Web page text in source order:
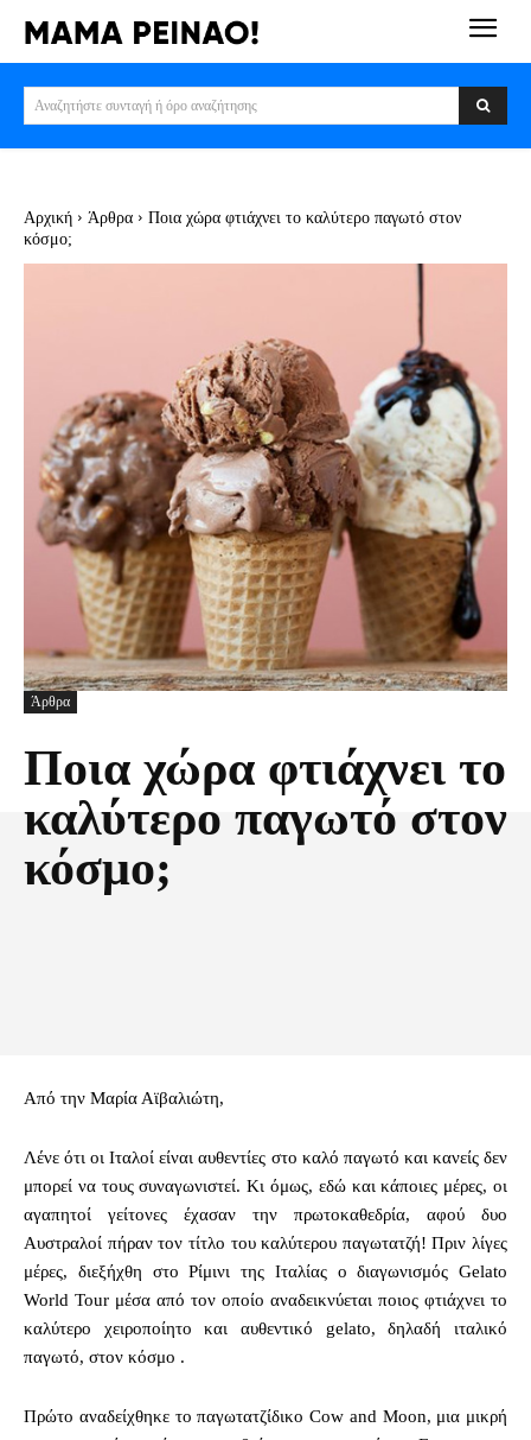
Αναζητήστε συνταγή ή όρο αναζήτησης
Αρχική Άρθρα
Ποια χώρα φτιάχνει το καλύτερο παγωτό στον
κόσμο;
Άρθρα
Ποια χώρα φτιάχνει το
καλύτερο παγωτό στον
κόσμο;
Από την Μαρία Αϊβαλιώτη,
Λένε ότι οι Ιταλοί είναι αυθεντίες στο καλό παγωτό και κανείς δεν
μπορεί να τους συναγωνιστεί. Κι όμως, εδώ και κάποιες μέρες, οι
αγαπητοί γείτονες έχασαν την πρωτοκαθεδρία, αφού δυο
Αυστραλοί πήραν τον τίτλο του καλύτερου παγωτατζή! Πριν λίγες
μέρες, διεξήχθη στο Ρίμινι της Ιταλίας ο διαγωνισμός Gelato
World Tour μέσα από τον οποίο αναδεικνύεται ποιος φτιάχνει το
καλύτερο χειροποίητο και αυθεντικό gelato, δηλαδή ιταλικό
παγωτό, στον κόσμο .
Πρώτο αναδείχθηκε το παγωτατζίδικο Cow and Moon, μια μικρή